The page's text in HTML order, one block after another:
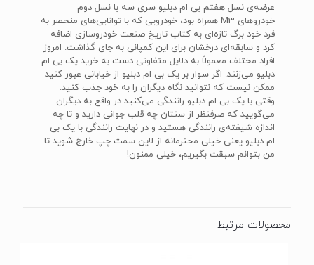
عرضه‌ی نسل هفتم بی ام دبلیو سری سه با نسل دوم
خودروهای M3 همراه بود، خودرویی که با توانایی‌های منحصر به
فرد خود برگ تازه‌ای به کتاب تاریخ صنعت خودروسازی اضافه
کرد و سابقه‌ای درخشان برای این کمپانی به جای گذاشت. امروز
افراد مختلف معمولاً به دلایل متفاوتی دست به خرید یک بی ام
دبلیو می‌زنند. اگر سوار بر یک بی ام دبلیو از خیابانی عبور کنید
ممکن نیست که نتوانید نگاه دیگران را به خود جذب کنید.
وقتی با یک بی ام دبلیو رانندگی می‌کنید در واقع به دیگران
می‌گویید که صرفنظر از سنتان چه قلب جوانی دارید و تا چه
اندازه شیفته‌ی رانندگی هستید و در نهایت رانندگی با یک بی
ام دبلیو یعنی خیلی محترمانه از لاین سمت چپ خارج شوید تا
من بتوانم سبقت بگیریم، خیلی ممنون!
محصولات مرتبط